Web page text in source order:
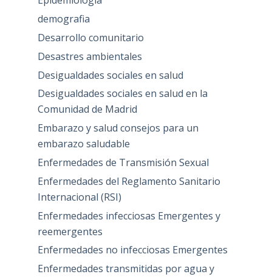
demografia
Desarrollo comunitario
Desastres ambientales
Desigualdades sociales en salud
Desigualdades sociales en salud en la
Comunidad de Madrid
Embarazo y salud consejos para un
embarazo saludable
Enfermedades de Transmisión Sexual
Enfermedades del Reglamento Sanitario
Internacional (RSI)
Enfermedades infecciosas Emergentes y
reemergentes
Enfermedades no infecciosas Emergentes
Enfermedades transmitidas por agua y